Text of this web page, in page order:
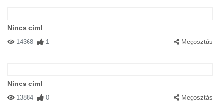
Nincs cím!
14368 1 Megosztás
Nincs cím!
13884 0 Megosztás